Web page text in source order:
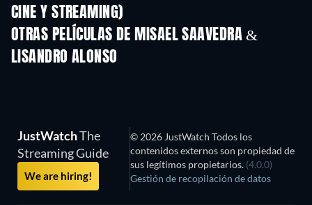
CINE Y STREAMING)
OTRAS PELÍCULAS DE MISAEL SAAVEDRA &
LISANDRO ALONSO
JustWatchThe
Streaming Guide
We are hiring!
© 2026 JustWatch Todos los
contenidos externos son propiedad de
sus legítimos propietarios. (4.0.0)
Gestión de recopilación de datos